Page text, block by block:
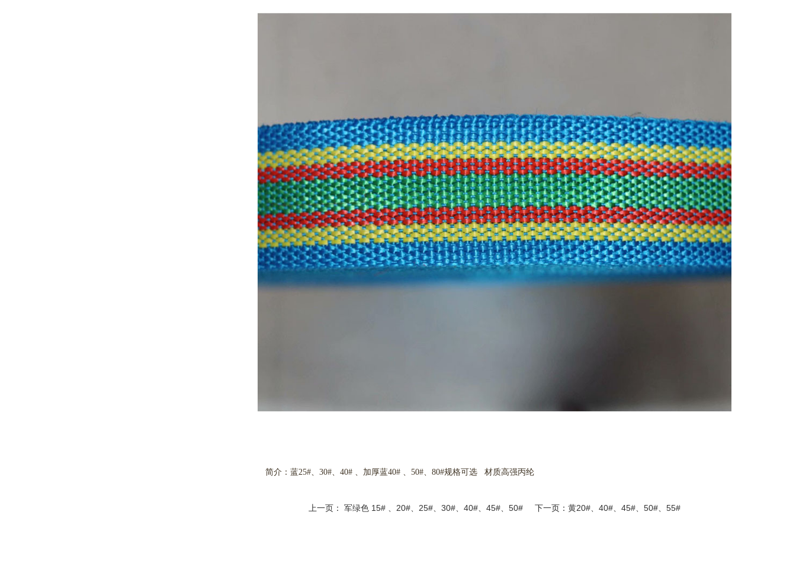
简介：蓝25#、 30#、 40# 、加厚蓝40# 、 50#、 80#规格可选 材质高强丙纶
上一页： 军绿色 15# 、20#、25#、30#、40#、45#、50#下一页： 黄20#、40#、45#、50#、55#